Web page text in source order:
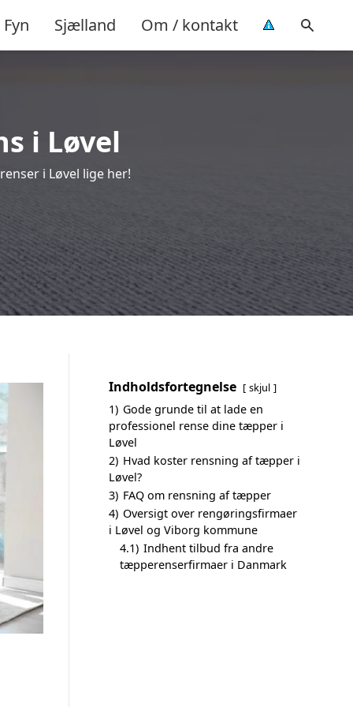
Fyn Sjælland Om / kontakt
i Løvel
i Løvel lige her!
Indholdsfortegnelse skjul
1) Gode grunde til at lade en
professionel rense dine tæpper i
Løvel
2) Hvad koster rensning af tæpper i
Løvel?
3) FAQ om rensning af tæpper
4) Oversigt over rengøringsfirmaer
i Løvel og Viborg kommune
4.1) Indhent tilbud fra andre
tæpperenserfirmaer i Danmark